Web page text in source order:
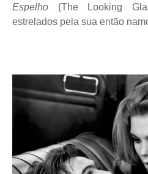
Espelho (The Looking
estrelados pela sua então